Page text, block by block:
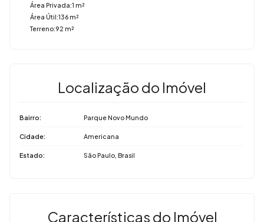
Área Privada:1 m²
Área Útil:136 m²
Terreno:92 m²
Localização do Imóvel
Bairro: Parque Novo Mundo
Cidade: Americana
Estado: São Paulo, Brasil
Características do Imóvel